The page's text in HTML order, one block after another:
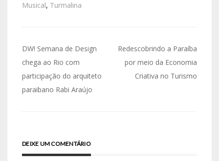
Musical, Turmalina
DW! Semana de Design
chega ao Rio com
participação do arquiteto
paraibano Rabi Araújo
Redescobrindo a Paraíba
por meio da Economia
Criativa no Turismo
DEIXE UM COMENTÁRIO